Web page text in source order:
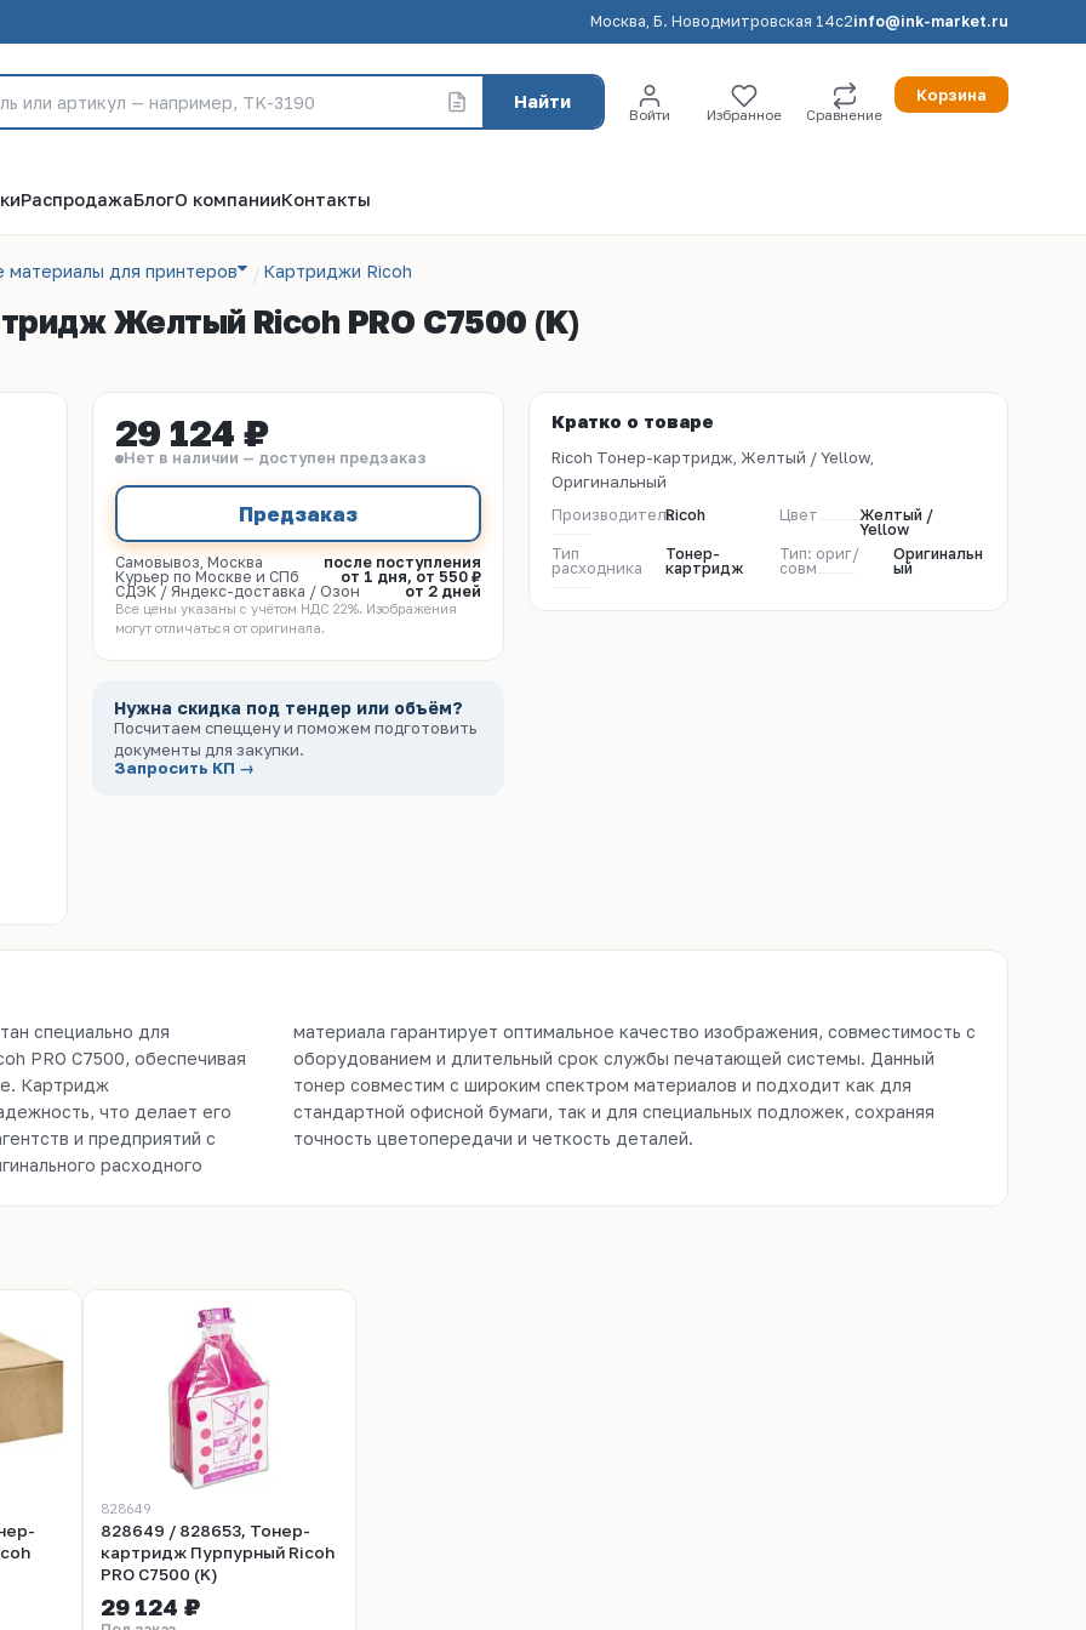
Москва, Б. Новодмитровская 14с2info@ink-market.ru
Найти
Войти Избранное Сравнение
Корзина
РаспродажаБлогО компанииКонтакты
материалы для принтеров Картриджи Ricoh
Желтый Ricoh PRO C7500 (K)
29 124 ₽
Нет в наличии — доступен предзаказ
Предзаказ
Самовывоз, Москва
после поступления
Курьер по Москве и СПб
от 1 дня, от 550 ₽
СДЭК / Яндекс-доставка / Озон
от 2 дней
Все цены указаны с учётом НДС 22%. Изображения
могут отличаться от оригинала.
Нужна скидка под тендер или объём?
Посчитаем спеццену и поможем подготовить
документы для закупки.
Запросить КП →
Кратко о товаре
Ricoh Тонер-картридж, Желтый / Yellow,
Оригинальный
ПроизводительRicoh Цвет
Желтый /
Yellow
Тип
расходника
Тонер-
картридж
Тип: ориг/
совм
Оригинальн
ый
специально для
PRO C7500, обеспечивая
Картридж
что делает его
и предприятий с
расходного
совместимость с
системы. Данный
как для
подложек, сохраняя
точность цветопередачи и четкость деталей.
828649
828649 / 828653, Тонер-
картридж Пурпурный Ricoh
PRO C7500 (K)
29 124 ₽